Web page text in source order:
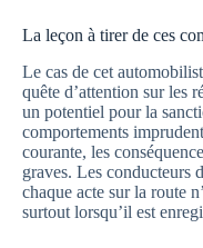
La leçon à tirer de ces
Le cas de cet
quête d’attention sur les
un potentiel pour la
comportements
courante, les
graves. Les conducteurs
chaque acte sur la route
surtout lorsqu’il est